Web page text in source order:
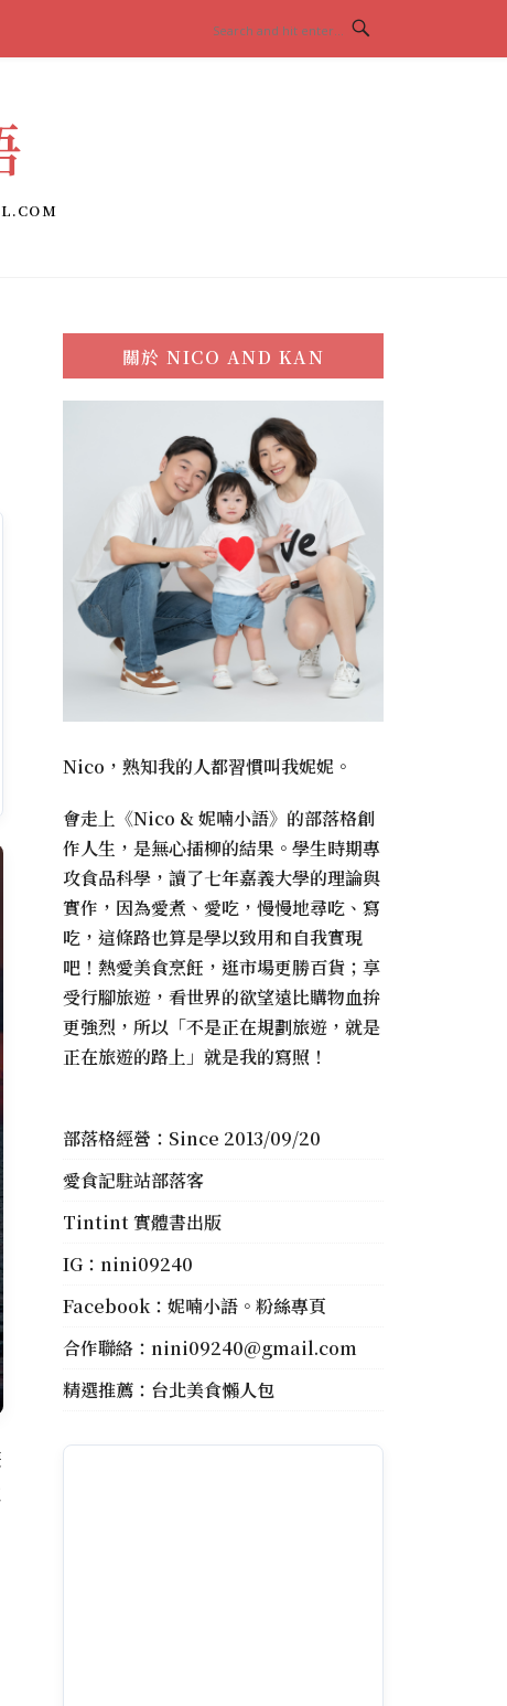
關於NICO AND KAN
Nico，熟知我的人都習慣叫我妮妮。
會走上《Nico & 妮喃小語》的部落格創
作人生，是無心插柳的結果。學生時期專
攻食品科學，讀了七年嘉義大學的理論與
實作，因為愛煮、愛吃，慢慢地尋吃、寫
吃，這條路也算是學以致用和自我實現
吧！熱愛美食烹飪，逛市場更勝百貨；享
受行腳旅遊，看世界的欲望遠比購物血拚
更強烈，所以「不是正在規劃旅遊，就是
正在旅遊的路上」就是我的寫照！
部落格經營：Since 2013/09/20
愛食記駐站部落客
Tintint 實體書出版
IG：nini09240
Facebook：妮喃小語。粉絲專頁
合作聯絡：nini09240@gmail.com
精選推薦： 台北美食懶人包